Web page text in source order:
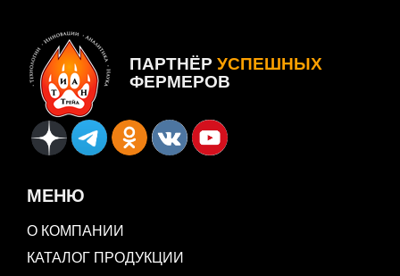
ПАРТНЁР УСПЕШНЫХ
ФЕРМЕРОВ
МЕНЮ
О КОМПАНИИ
КАТАЛОГ ПРОДУКЦИИ